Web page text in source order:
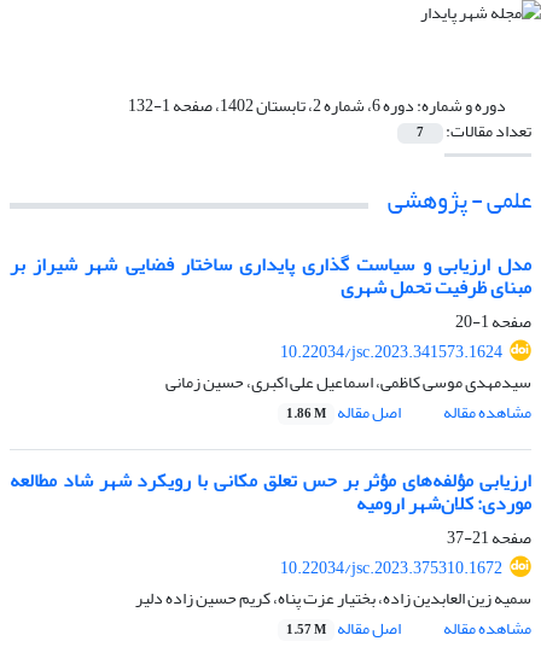
دوره و شماره:دوره 6، شماره 2، تابستان 1402، صفحه 1-132
تعداد مقالات: 7
علمی - پژوهشی
مدل ارزیابی و سیاست گذاری پایداری ساختار فضایی شهر شیراز بر
مبنای ظرفیت تحمل شهری
صفحه1-20
10.22034/jsc.2023.341573.1624
سیدمهدی موسی کاظمی، اسماعیل علی اکبری، حسین زمانی
مشاهده مقاله
اصل مقاله 1.86 M
ارزیابی مؤلفه‌های مؤثر بر حس تعلق مکانی با رویکرد شهر شاد مطالعه
موردی: کلان‌شهر ارومیه
صفحه21-37
10.22034/jsc.2023.375310.1672
سمیه زین العابدین زاده، بختیار عزت پناه، کریم حسین زاده دلیر
مشاهده مقاله
اصل مقاله 1.57 M